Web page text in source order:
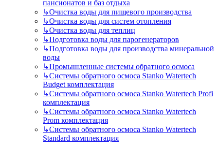
пансионатов и баз отдыха
↳Очистка воды для пищевого производства
↳Очистка воды для систем отопления
↳Очистка воды для теплиц
↳Подготовка воды для парогенераторов
↳Подготовка воды для производства минеральной
воды
↳Промышленные системы обратного осмоса
↳Системы обратного осмоса Stanko Watertech
Budget комплектация
↳Системы обратного осмоса Stanko Watertech Profi
комплектация
↳Системы обратного осмоса Stanko Watertech
Prom комплектация
↳Системы обратного осмоса Stanko Watertech
Standard комплектация